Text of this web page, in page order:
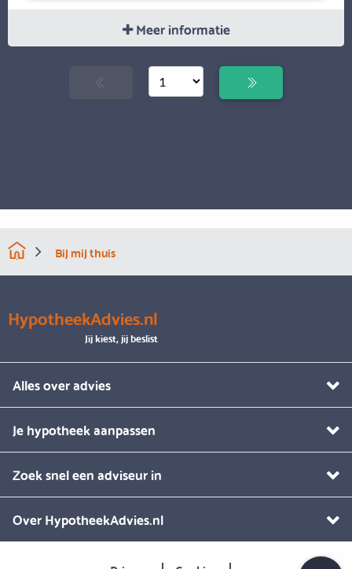
Meer informatie
Bij mij thuis
HypotheekAdvies.nl
Jij kiest, jij beslist
Alles over advies
Je hypotheek aanpassen
Zoek snel een adviseur in
Over HypotheekAdvies.nl